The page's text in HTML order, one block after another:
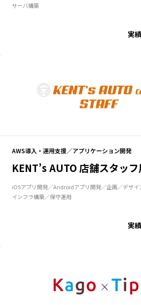
サーバ構築
実
AWS導入・運用支援 アプリケーション開発
KENT’s AUTO 店舗スタッ
iOSアプリ開発 Androidアプリ開発 企画 デザイ
インフラ構築
保守運用
実